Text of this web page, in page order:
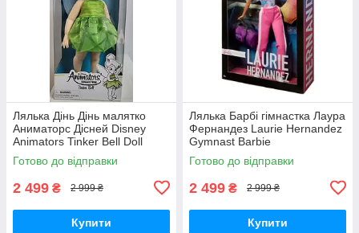
Лялька Дінь Дінь малятко
Аниматорс Дісней Disney
Animators Tinker Bell Doll
Готово до відправки
2 499 ₴ 2 999 ₴
Купити
Лялька Барбі гімнастка Лаура
Фернандез Laurie Hernandez
Gymnast Barbie
Готово до відправки
2 499 ₴ 2 999 ₴
Купити